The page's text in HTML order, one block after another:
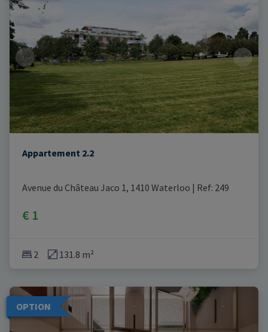
Appartement 2.2
Avenue du Château Jaco 1, 1410 Waterloo | Ref: 249
€ 1
2 131.8 m²
OPTION